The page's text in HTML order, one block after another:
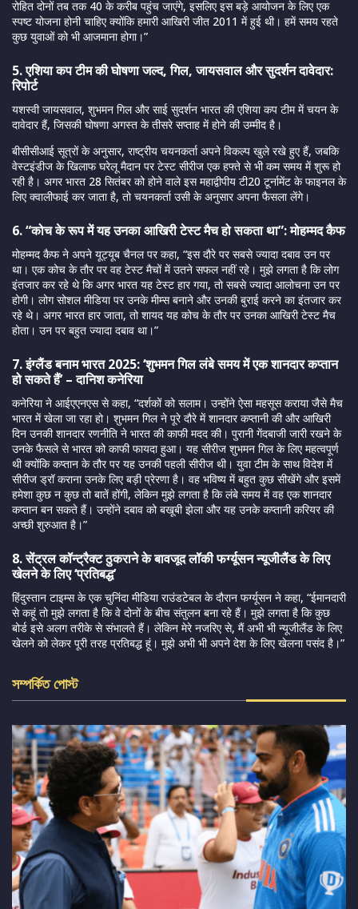
रोहित दोनों तब तक 40 के करीब पहुंच जाएंगे, इसलिए इस बड़े आयोजन के लिए एक
स्पष्ट योजना होनी चाहिए क्योंकि हमारी आखिरी जीत 2011 में हुई थी। हमें समय रहते
कुछ युवाओं को भी आजमाना होगा।”
5. एशिया कप टीम की घोषणा जल्द, गिल, जायसवाल और सुदर्शन दावेदार:
रिपोर्ट
यशस्वी जायसवाल, शुभमन गिल और साई सुदर्शन भारत की एशिया कप टीम में चयन के
दावेदार हैं, जिसकी घोषणा अगस्त के तीसरे सप्ताह में होने की उम्मीद है।
बीसीसीआई सूत्रों के अनुसार, राष्ट्रीय चयनकर्ता अपने विकल्प खुले रखे हुए हैं, जबकि
वेस्टइंडीज के खिलाफ घरेलू मैदान पर टेस्ट सीरीज एक हफ्ते से भी कम समय में शुरू हो
रही है। अगर भारत 28 सितंबर को होने वाले इस महाद्वीपीय टी20 टूर्नामेंट के फाइनल के
लिए क्वालीफाई कर जाता है, तो चयनकर्ता उसी के अनुसार अपना फैसला लेंगे।
6. “कोच के रूप में यह उनका आखिरी टेस्ट मैच हो सकता था”: मोहम्मद कैफ
मोहम्मद कैफ ने अपने यूट्यूब चैनल पर कहा, “इस दौरे पर सबसे ज्यादा दबाव उन पर
था। एक कोच के तौर पर वह टेस्ट मैचों में उतने सफल नहीं रहे। मुझे लगता है कि लोग
इंतजार कर रहे थे कि अगर भारत यह टेस्ट हार गया, तो सबसे ज्यादा आलोचना उन पर
होगी। लोग सोशल मीडिया पर उनके मीम्स बनाने और उनकी बुराई करने का इंतजार कर
रहे थे। अगर भारत हार जाता, तो शायद यह कोच के तौर पर उनका आखिरी टेस्ट मैच
होता। उन पर बहुत ज्यादा दबाव था।”
7. इंग्लैंड बनाम भारत 2025: ‘शुभमन गिल लंबे समय में एक शानदार कप्तान
हो सकते हैं’ – दानिश कनेरिया
कनेरिया ने आईएएनएस से कहा, “दर्शकों को सलाम। उन्होंने ऐसा महसूस कराया जैसे मैच
भारत में खेला जा रहा हो। शुभमन गिल ने पूरे दौरे में शानदार कप्तानी की और आखिरी
दिन उनकी शानदार रणनीति ने भारत की काफी मदद की। पुरानी गेंदबाजी जारी रखने के
उनके फैसले से भारत को काफी फायदा हुआ। यह सीरीज शुभमन गिल के लिए महत्वपूर्ण
थी क्योंकि कप्तान के तौर पर यह उनकी पहली सीरीज थी। युवा टीम के साथ विदेश में
सीरीज ड्रॉ कराना उनके लिए बड़ी प्रेरणा है। वह भविष्य में बहुत कुछ सीखेंगे और इसमें
हमेशा कुछ न कुछ तो बातें होंगी, लेकिन मुझे लगता है कि लंबे समय में वह एक शानदार
कप्तान बन सकते हैं। उन्होंने दबाव को बखूबी झेला और यह उनके कप्तानी करियर की
अच्छी शुरुआत है।”
8. सेंट्रल कॉन्ट्रैक्ट ठुकराने के बावजूद लॉकी फर्ग्यूसन न्यूजीलैंड के लिए
खेलने के लिए ‘प्रतिबद्ध’
हिंदुस्तान टाइम्स के एक चुनिंदा मीडिया राउंडटेबल के दौरान फर्ग्यूसन ने कहा, “ईमानदारी
से कहूं तो मुझे लगता है कि वे दोनों के बीच संतुलन बना रहे हैं। मुझे लगता है कि कुछ
बोर्ड इसे अलग तरीके से संभालते हैं। लेकिन मेरे नजरिए से, मैं अभी भी न्यूजीलैंड के लिए
खेलने को लेकर पूरी तरह प्रतिबद्ध हूं। मुझे अभी भी अपने देश के लिए खेलना पसंद है।”
সম্পর্কিত পোস্ট